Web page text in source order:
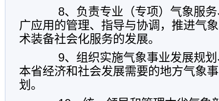
8、负责专业（专项）气象服务
广应用的管理、指导与协调，推进气
术装备社会化服务的发展。
9、组织实施气象事业发展规划
本省经济和社会发展需要的地方气象
划。